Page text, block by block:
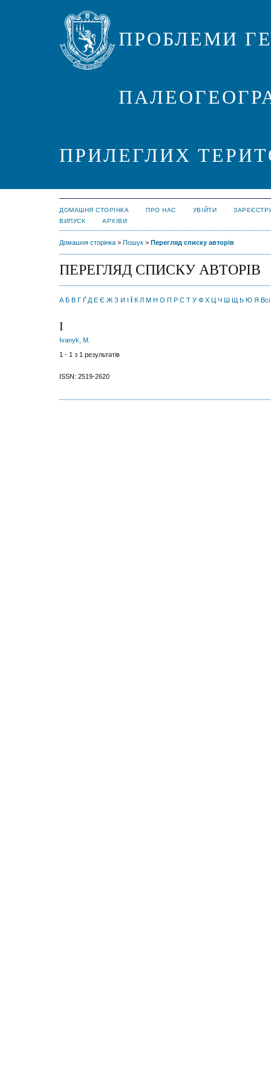
ПРОБЛЕМИ
ПРИЛЕГЛИХ
ДОМАШНЯ СТОРІНКА ПРО НАС УВІЙТИ
ВИПУСК
АРХІВИ
Домашня сторінка > Пошук > Перегляд списку авторів
ПЕРЕГЛЯД СПИСКУ АВТОРІВ
А Б В Г Ґ Д Е Є Ж З И І Ї К Л М Н О П Р С Т У Ф Х Ц Ч Ш Щ Ь Ю Я Всі
І
Іvanyk, М.
1 - 1 з 1 результатів
ISSN: 2519-2620